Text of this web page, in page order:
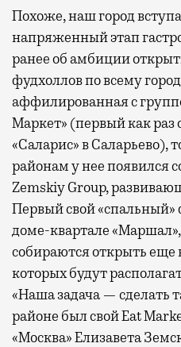
Похоже, наш город
напряженный этап
ранее об амбиции
фудхоллов по всему
аффилированная с
Маркет» (первый как раз
«Саларис» в Саларьево),
районам у нее появился
Zemskiy Group,
Первый свой
доме-квартале
собираются открыть
которых будут
«Наша задача — сделать
районе был свой Eat
«Москва» Елизавета